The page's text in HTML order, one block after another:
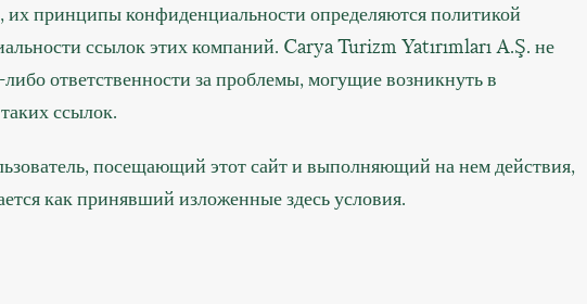
их принципы конфиденциальности определяются политикой
ссылок этих компаний. Carya Turizm Yatırımları A.Ş. не
либо ответственности за проблемы, могущие возникнуть в
ссылок.
посещающий этот сайт и выполняющий на нем действия,
как принявший изложенные здесь условия.